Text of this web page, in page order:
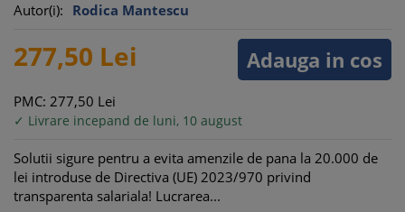
Autor(i): Rodica Mantescu
Adauga in cos
277,50 Lei
PMC: 277,50 Lei
✓ Livrare incepand de luni, 10 august
Solutii sigure pentru a evita amenzile de pana la 20.000 de
lei introduse de Directiva (UE) 2023/970 privind
transparenta salariala! Lucrarea...